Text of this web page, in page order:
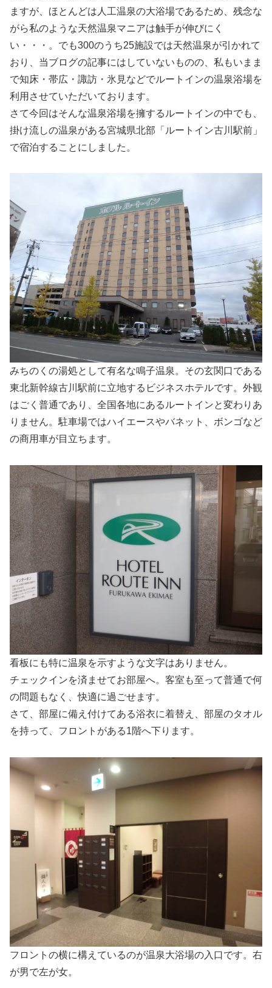
ますが、ほとんどは人工温泉の大浴場であるため、残念な
がら私のような天然温泉マニアは触手が伸びにく
い・・・。でも300のうち25施設では天然温泉が引かれて
おり、当ブログの記事にはしていないものの、私もいまま
で知床・帯広・諏訪・氷見などでルートインの温泉浴場を
利用させていただいております。
さて今回はそんな温泉浴場を擁するルートインの中でも、
掛け流しの温泉がある宮城県北部「ルートイン古川駅前」
で宿泊することにしました。
みちのくの湯処として有名な鳴子温泉。その玄関口である
東北新幹線古川駅前に立地するビジネスホテルです。外観
はごく普通であり、全国各地にあるルートインと変わりあ
りません。駐車場ではハイエースやバネット、ボンゴなど
の商用車が目立ちます。
看板にも特に温泉を示すような文字はありません。
チェックインを済ませてお部屋へ。客室も至って普通で何
の問題もなく、快適に過ごせます。
さて、部屋に備え付けてある浴衣に着替え、部屋のタオル
を持って、フロントがある1階へ下ります。
フロントの横に構えているのが温泉大浴場の入口です。右
が男で左が女。